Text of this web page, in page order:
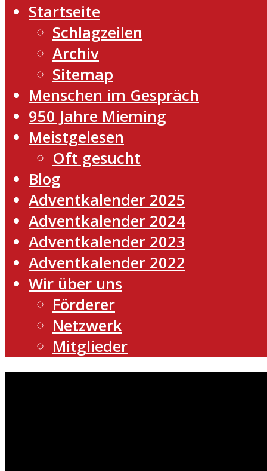
Startseite
Schlagzeilen
Archiv
Sitemap
Menschen im Gespräch
950 Jahre Mieming
Meistgelesen
Oft gesucht
Blog
Adventkalender 2025
Adventkalender 2024
Adventkalender 2023
Adventkalender 2022
Wir über uns
Förderer
Netzwerk
Mitglieder